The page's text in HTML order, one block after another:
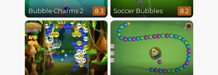
Bubble Charms 2 8.3 Soccer Bubbles 8.2